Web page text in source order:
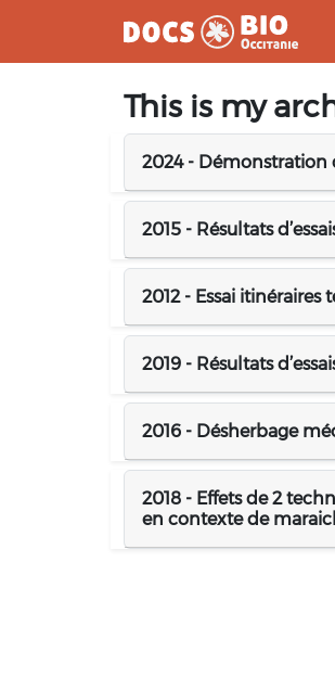
This is my
2024 - Démonstration
2015 - Résultats
2012 - Essai
2019 - Résultats
2016 - Désherbage
2018 - Effets de 2
en contexte de